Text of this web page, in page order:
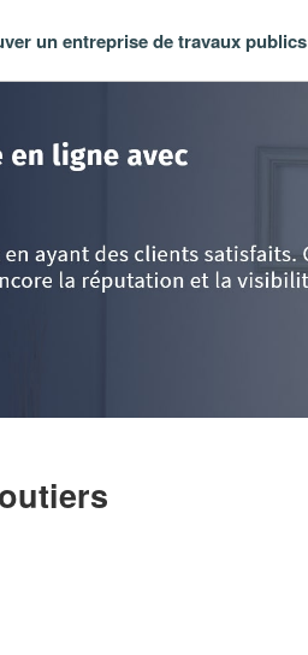
un entreprise de travaux publics